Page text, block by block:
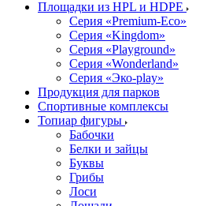
Площадки из HPL и HDPE
Серия «Premium-Eco»
Серия «Kingdom»
Серия «Playground»
Серия «Wonderland»
Серия «Эко-play»
Продукция для парков
Спортивные комплексы
Топиар фигуры
Бабочки
Белки и зайцы
Буквы
Грибы
Лоси